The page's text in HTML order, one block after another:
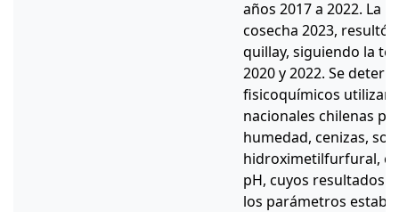
años 2017 a 2022. La
cosecha 2023, resultó
quillay, siguiendo la
2020 y 2022. Se
fisicoquímicos
nacionales chilenas
humedad, cenizas,
hidroximetilfurfural,
pH, cuyos resultados
los parámetros